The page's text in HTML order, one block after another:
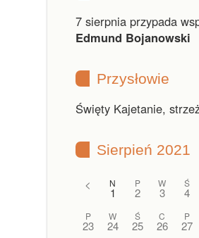
7 sierpnia przypada
Edmund Bojanowski
Przysłowie
Święty Kajetanie,
Sierpień 2021
< N
1
P
2
W
3
Ś
4
P
23
W
24
Ś
25
C
26
P
27